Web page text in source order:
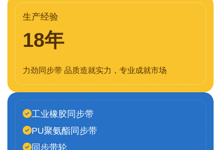
生产经验
18年
力劲同步带 品质造就实力，专业成就市场
工业橡胶同步带
PU聚氨酯同步带
同步带轮